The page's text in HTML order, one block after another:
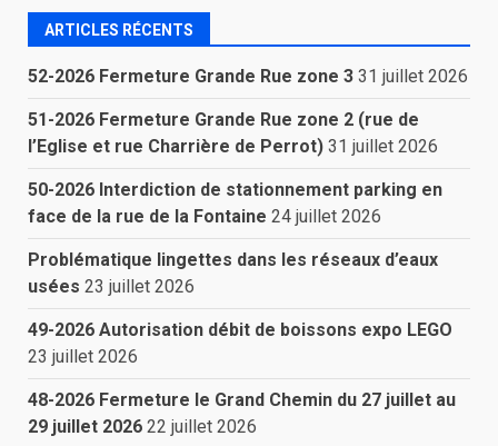
ARTICLES RÉCENTS
52-2026 Fermeture Grande Rue zone 3 31 juillet 2026
51-2026 Fermeture Grande Rue zone 2 (rue de
l’Eglise et rue Charrière de Perrot) 31 juillet 2026
50-2026 Interdiction de stationnement parking en
face de la rue de la Fontaine 24 juillet 2026
Problématique lingettes dans les réseaux d’eaux
usées 23 juillet 2026
49-2026 Autorisation débit de boissons expo LEGO
23 juillet 2026
48-2026 Fermeture le Grand Chemin du 27 juillet au
29 juillet 2026 22 juillet 2026